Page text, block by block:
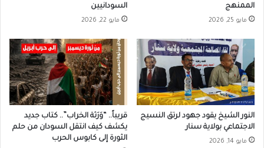
الممنهج
مايو 25, 2026
السودانيين
مايو 22, 2026
النور الشيخ يقود جهود لرتق النسيج
الاجتماعي بولاية سنار
مايو 14, 2026
قريباً.. “وَرَثة الخراب”.. كتاب جديد
يكشف كيف انتقل السودان من حلم
الثورة إلى كابوس الحرب